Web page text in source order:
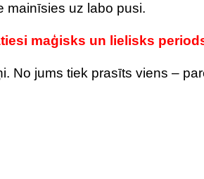
mainīsies uz labo pusi.
maģisks un lielisks
No jums tiek prasīts viens –